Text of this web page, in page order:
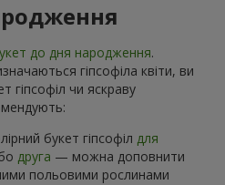
до дня народження.
гіпсофіла квіти, ви
чи яскраву
букет гіпсофіл для
друга — можна доповнити
польовими рослинами